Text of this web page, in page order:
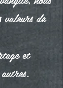
valeurs de
et